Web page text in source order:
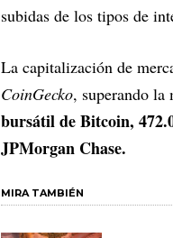
subidas de los tipos de
La capitalización de
CoinGecko, superando la
bursátil de Bitcoin,
JPMorgan Chase.
MIRA TAMBIÉN